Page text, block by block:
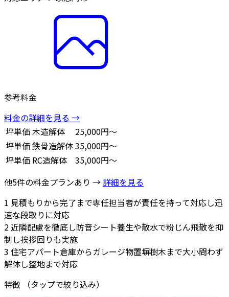
参考料金
料金の詳細を見る →
坪単価木造解体
25,000円～
坪単価鉄骨造解体35,000円～
坪単価 RC造解体
35,000円～
他5件の料金プランあり → 詳細を見る
1 見積もりから完了まで専任担当者が責任を持って対応し迅
速な段取りに対応
2近隣配慮を徹底し防音シート養生や散水で粉じん飛散を抑
制し挨拶回りも実施
3 住宅アパート倉庫からガレージ物置塀樹木まで大小問わず
解体し整地まで対応
特徴
（タップで絞り込み）